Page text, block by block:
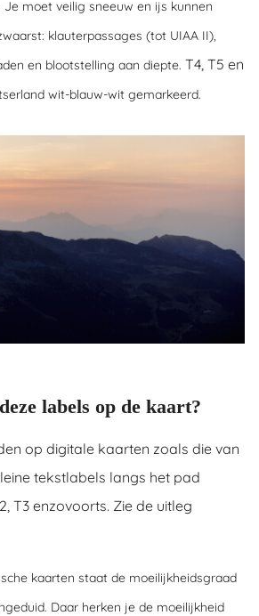
moet veilig sneeuw en ijs kunnen
klauterpassages (tot UIAA II),
en blootstelling aan diepte. T4, T5 en
wit-blauw-wit gemarkeerd.
labels op de kaart?
op digitale kaarten zoals die van
tekstlabels langs het pad
T3 enzovoorts. Zie de uitleg
kaarten staat de moeilijkheidsgraad
Daar herken je de moeilijkheid